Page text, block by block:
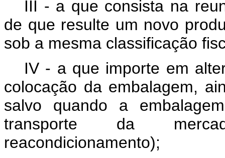
III - a que consista na
de que resulte um novo
sob a mesma classificação
IV - a que importe em
colocação da embalagem,
salvo quando a
transporte da
reacondicionamento);